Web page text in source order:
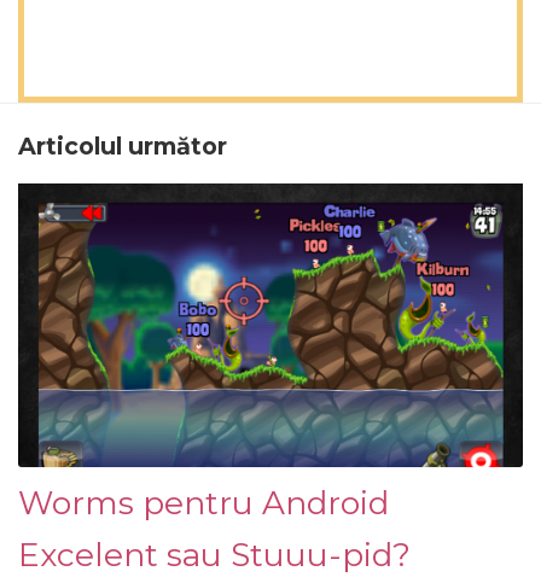
Articolul următor
Worms pentru Android
Excelent sau Stuuu-pid?